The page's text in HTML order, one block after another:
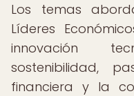
Los temas
Líderes
innovación
sostenibilidad,
financiera y la